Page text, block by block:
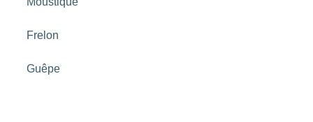
Frelon
Guêpe